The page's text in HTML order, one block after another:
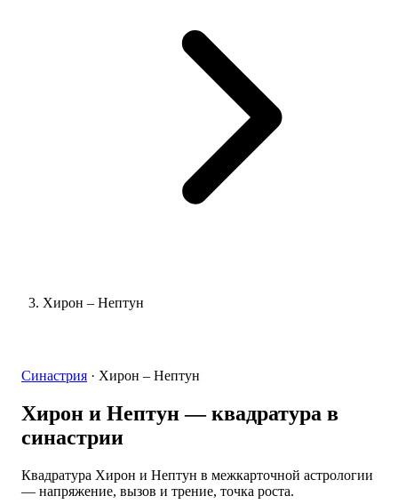
Хирон – Нептун
Синастрия · Хирон – Нептун
Хирон и Нептун— квадратура в
синастрии
Квадратура Хирон и Нептун в межкарточной астрологии
— напряжение, вызов и трение, точка роста.